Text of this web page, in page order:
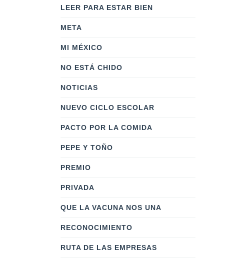
LEER PARA ESTAR BIEN
META
MI MÉXICO
NO ESTÁ CHIDO
NOTICIAS
NUEVO CICLO ESCOLAR
PACTO POR LA COMIDA
PEPE Y TOÑO
PREMIO
PRIVADA
QUE LA VACUNA NOS UNA
RECONOCIMIENTO
RUTA DE LAS EMPRESAS